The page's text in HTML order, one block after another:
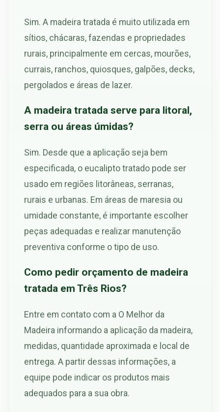
Sim. A madeira tratada é muito utilizada em
sítios, chácaras, fazendas e propriedades
rurais, principalmente em cercas, mourões,
currais, ranchos, quiosques, galpões, decks,
pergolados e áreas de lazer.
A madeira tratada serve para litoral,
serra ou áreas úmidas?
Sim. Desde que a aplicação seja bem
especificada, o eucalipto tratado pode ser
usado em regiões litorâneas, serranas,
rurais e urbanas. Em áreas de maresia ou
umidade constante, é importante escolher
peças adequadas e realizar manutenção
preventiva conforme o tipo de uso.
Como pedir orçamento de madeira
tratada em Três Rios?
Entre em contato com a O Melhor da
Madeira informando a aplicação da madeira,
medidas, quantidade aproximada e local de
entrega. A partir dessas informações, a
equipe pode indicar os produtos mais
adequados para a sua obra.